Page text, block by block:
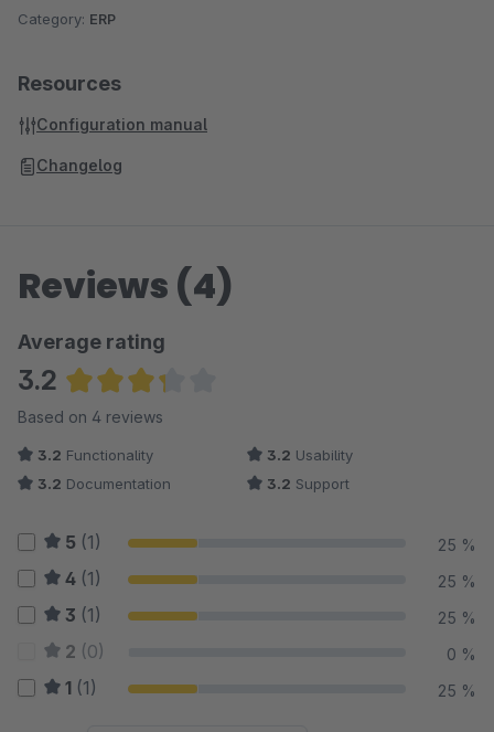
Category: ERP
Resources
Configuration manual
Changelog
Reviews (4)
Average rating
3.2
Average rating of 3.25 out of 5 stars
Based on 4 reviews
3.2 Functionality 3.2 Usability
3.2 Documentation 3.2 Support
5 (1) 25 %
4 (1) 25 %
3 (1) 25 %
2 (0) 0 %
1 (1) 25 %